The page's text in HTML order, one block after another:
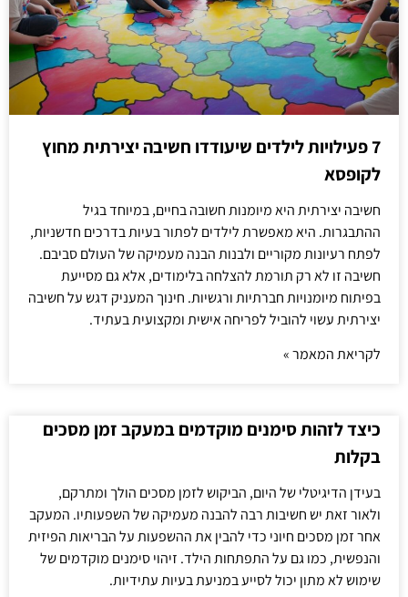
7 פעילויות לילדים שיעודדו חשיבה יצירתית מחוץ
לקופסא
חשיבה יצירתית היא מיומנות חשובה בחיים, במיוחד בגיל
ההתבגרות. היא מאפשרת לילדים לפתור בעיות בדרכים חדשניות,
לפתח רעיונות מקוריים ולבנות הבנה מעמיקה של העולם סביבם.
חשיבה זו לא רק תורמת להצלחה בלימודים, אלא גם מסייעת
בפיתוח מיומנויות חברתיות ורגשיות. חינוך המעניק דגש על חשיבה
יצירתית עשוי להוביל לפריחה אישית ומקצועית בעתיד.
לקריאת המאמר »
כיצד לזהות סימנים מוקדמים במעקב זמן מסכים
בקלות
בעידן הדיגיטלי של היום, הביקוש לזמן מסכים הולך ומתרקם,
ולאור זאת יש חשיבות רבה להבנה מעמיקה של השפעותיו. המעקב
אחר זמן מסכים חיוני כדי להבין את ההשפעות על הבריאות הפיזית
והנפשית, כמו גם על התפתחות הילד. זיהוי סימנים מוקדמים של
שימוש לא מתון יכול לסייע במניעת בעיות עתידיות.